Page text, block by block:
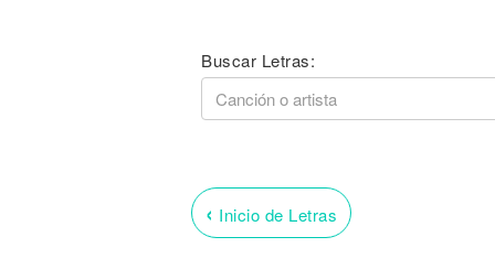
Buscar Letras:
‹ Inicio de Letras